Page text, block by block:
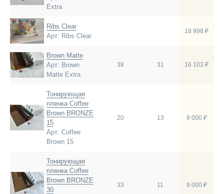
Extra
Ribs Clear
Арт: Ribs Clear
18 998 ₽
Brown Matte
Арт: Brown
Matte Extra
38 31 16 103 ₽
Тонирующая
пленка Coffee
Brown BRONZE
15
Арт: Coffee
Brown 15
20 13 9 000 ₽
Тонирующая
пленка Coffee
Brown BRONZE
30
33 11 9 000 ₽